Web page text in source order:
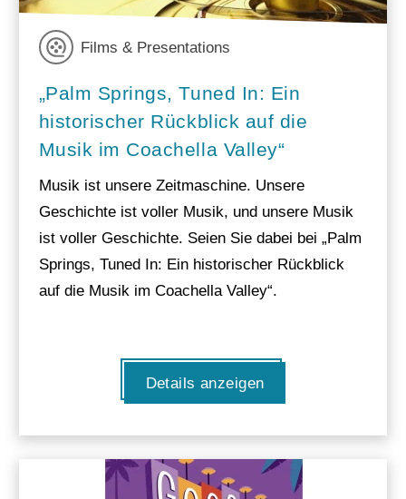
Films & Presentations
„Palm Springs, Tuned In: Ein
historischer Rückblick auf die
Musik im Coachella Valley“
Musik ist unsere Zeitmaschine. Unsere
Geschichte ist voller Musik, und unsere Musik
ist voller Geschichte. Seien Sie dabei bei „Palm
Springs, Tuned In: Ein historischer Rückblick
auf die Musik im Coachella Valley“.
Details anzeigen